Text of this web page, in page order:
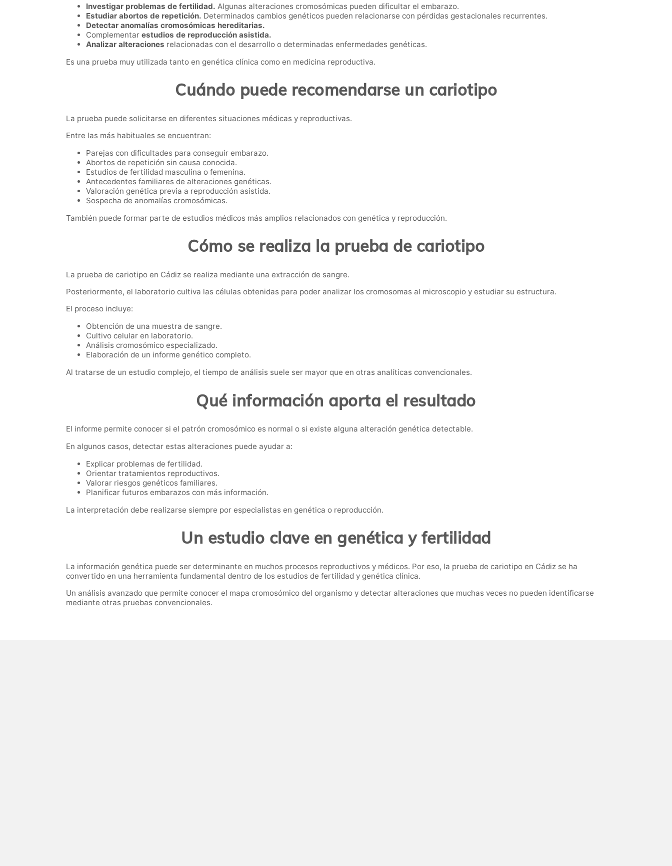
Investigar problemas de fertilidad. Algunas alteraciones cromosómicas pueden dificultar el embarazo.
Estudiar abortos de repetición. Determinados cambios genéticos pueden relacionarse con pérdidas gestacionales recurrentes.
Detectar anomalías cromosómicas hereditarias.
Complementar estudios de reproducción asistida.
Analizar alteraciones relacionadas con el desarrollo o determinadas enfermedades genéticas.
Es una prueba muy utilizada tanto en genética clínica como en medicina reproductiva.
Cuándo puede recomendarse un cariotipo
La prueba puede solicitarse en diferentes situaciones médicas y reproductivas.
Entre las más habituales se encuentran:
Parejas con dificultades para conseguir embarazo.
Abortos de repetición sin causa conocida.
Estudios de fertilidad masculina o femenina.
Antecedentes familiares de alteraciones genéticas.
Valoración genética previa a reproducción asistida.
Sospecha de anomalías cromosómicas.
También puede formar parte de estudios médicos más amplios relacionados con genética y reproducción.
Cómo se realiza la prueba de cariotipo
La prueba de cariotipo en Cádiz se realiza mediante una extracción de sangre.
Posteriormente, el laboratorio cultiva las células obtenidas para poder analizar los cromosomas al microscopio y estudiar su estructura.
El proceso incluye:
Obtención de una muestra de sangre.
Cultivo celular en laboratorio.
Análisis cromosómico especializado.
Elaboración de un informe genético completo.
Al tratarse de un estudio complejo, el tiempo de análisis suele ser mayor que en otras analíticas convencionales.
Qué información aporta el resultado
El informe permite conocer si el patrón cromosómico es normal o si existe alguna alteración genética detectable.
En algunos casos, detectar estas alteraciones puede ayudar a:
Explicar problemas de fertilidad.
Orientar tratamientos reproductivos.
Valorar riesgos genéticos familiares.
Planificar futuros embarazos con más información.
La interpretación debe realizarse siempre por especialistas en genética o reproducción.
Un estudio clave en genética y fertilidad
La información genética puede ser determinante en muchos procesos reproductivos y médicos. Por eso, la prueba de cariotipo en Cádiz se ha
convertido en una herramienta fundamental dentro de los estudios de fertilidad y genética clínica.
Un análisis avanzado que permite conocer el mapa cromosómico del organismo y detectar alteraciones que muchas veces no pueden identificarse
mediante otras pruebas convencionales.